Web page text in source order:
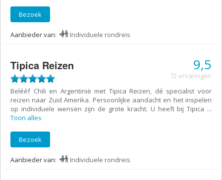
Bezoek
Aanbieder van: Individuele rondreis
9,5
72 ervaringen
Tipica Reizen
Belééf Chili en Argentinië met Tipica Reizen, dé specialist voor
reizen naar Zuid Amerika. Persoonlijke aandacht en het inspelen
op individuele wensen zijn de grote kracht. U heeft bij Tipica ...
Toon alles
Bezoek
Aanbieder van: Individuele rondreis